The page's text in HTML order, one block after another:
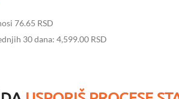
76.65 RSD
30 dana: 4,599.00 RSD